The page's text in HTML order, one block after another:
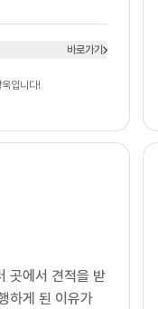
서 만족스럽게 계
님 감사드립니
바로가기
입니다!
곳에서 견적을 받
하게 된 이유가